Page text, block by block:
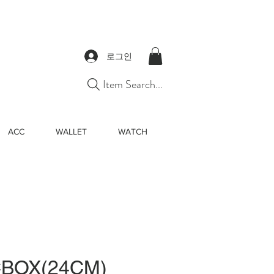
로그인
Item Search...
ACC WALLET WATCH